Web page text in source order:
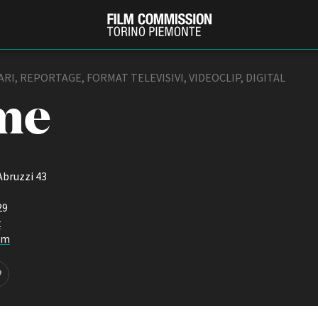
REPORTAGE, FORMAT TELEVISIVI, VIDEOCLIP, DIGITAL
43